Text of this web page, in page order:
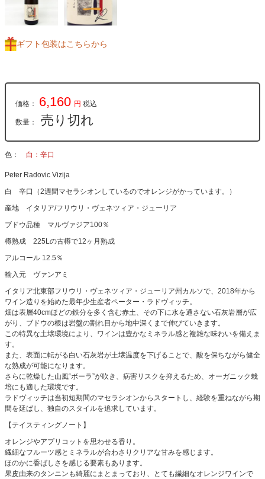
ギフト包装はこちらから
価格： 6,160 円 税込
数量： 売り切れ
色 白：辛口
Peter Radovic Vizija
白 辛口（2週間マセラシオンしているのでオレンジがかっています。）
産地 イタリア/フリウリ・ヴェネツィア・ジューリア
ブドウ品種 マルヴァジア100％
樽熟成 225Lの古樽で12ヶ月熟成
アルコール 12.5％
輸入元 ヴァンアミ
イタリア北東部フリウリ・ヴェネツィア・ジューリア州カルソで、2018年から
ワイン造りを始めた最年少生産者ペーター・ラドヴィッチ。
畑は表層40cmほどの鉄分を多く含む赤土、その下に水を通さない石灰岩層が広
がり、ブドウの根は岩盤の割れ目から地中深くまで伸びていきます。
この特異な土壌環境により、ワインは豊かなミネラル感と複雑な味わいを備えま
す。
また、表面に転がる白い石灰岩が土壌温度を下げることで、酸を保ちながら健全
な熟成が可能になります。
さらに乾燥した山風“ボーラ”が吹き、病害リスクを抑えるため、オーガニック栽
培にも適した環境です。
ラドヴィッチは当初短期間のマセラシオンからスタートし、経験を重ねながら期
間を延ばし、独自のスタイルを追求しています。
【テイスティングノート】
オレンジやアプリコットを思わせる香り。
繊細なフルーツ感とミネラルが合わさりクリアな甘みを感じます。
ほのかに香ばしさを感じる要素もあります。
果皮由来のタンニンも綺麗にまとまっており、とても繊細なオレンジワインで